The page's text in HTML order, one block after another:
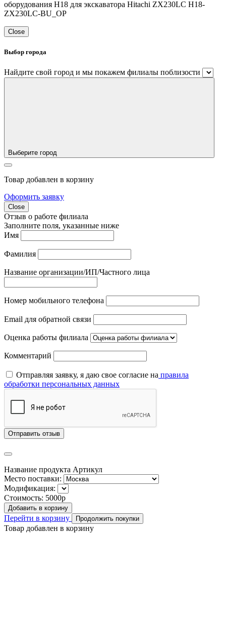
оборудования Н18 для экскаватора Hitachi ZX230LC H18-
ZX230LC-BU_OP
Close
Выбор города
Найдите свой город и мы покажем филиалы поблизости
Выберите город
Товар добавлен в корзину
Оформить заявку
Close
Отзыв о работе филиала
Заполните поля, указанные ниже
Имя
Фамилия
Название организации/ИП/Частного лица
Номер мобильного телефона
Email для обратной связи
Оценка работы филиала
Комментарий
Отправляя заявку, я даю свое согласие на правила
обработки персональных данных
Отправить отзыв
Название продукта Артикул
Место поставки:
Модификация:
Стоимость: 5000р
Добавить в корзину
Перейти в корзину Продолжить покупки
Товар добавлен в корзину